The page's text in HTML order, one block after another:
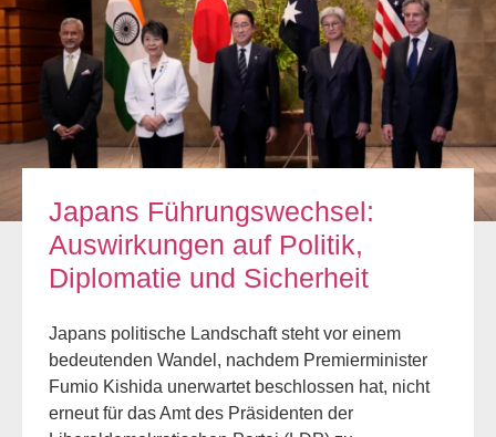
Japans Führungswechsel:
Auswirkungen auf Politik,
Diplomatie und Sicherheit
Japans politische Landschaft steht vor einem
bedeutenden Wandel, nachdem Premierminister
Fumio Kishida unerwartet beschlossen hat, nicht
erneut für das Amt des Präsidenten der